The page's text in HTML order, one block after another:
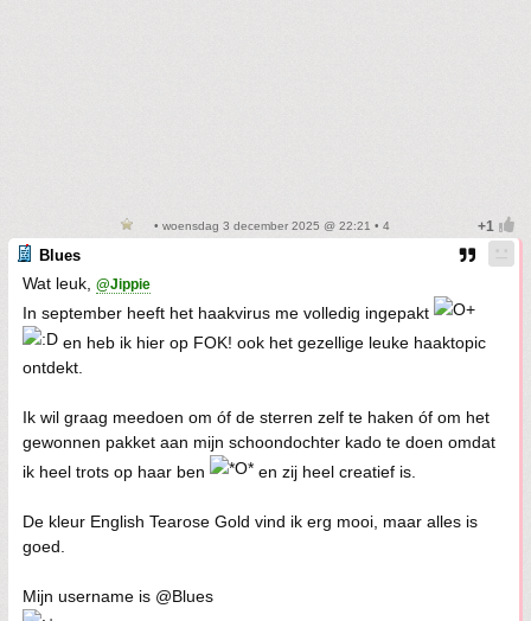
• woensdag 3 december 2025 @ 22:21 • 4
Blues
Wat leuk, @Jippie
In september heeft het haakvirus me volledig ingepakt
en heb ik hier op FOK! ook het gezellige leuke haaktopic
ontdekt.
Ik wil graag meedoen om óf de sterren zelf te haken óf om het
gewonnen pakket aan mijn schoondochter kado te doen omdat
ik heel trots op haar ben
en zij heel creatief is.
De kleur English Tearose Gold vind ik erg mooi, maar alles is
goed.
Mijn username is @Blues